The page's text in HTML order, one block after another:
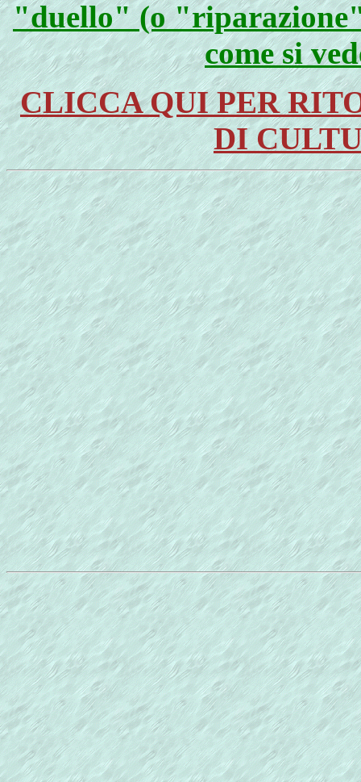
"duello" (o
come si
CLICCA QUI PER
DI